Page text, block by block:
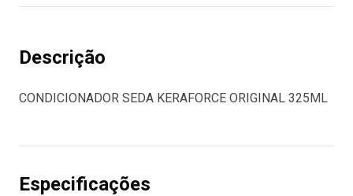
Descrição
CONDICIONADOR SEDA KERAFORCE ORIGINAL 325ML
Especificações